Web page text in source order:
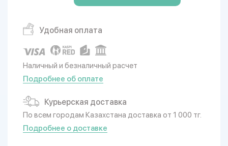
Удобная оплата
Наличный и безналичный расчет
Подробнее об оплате
Курьерская доставка
По всем городам Казахстана доставка от 1 000 тг.
Подробнее о доставке